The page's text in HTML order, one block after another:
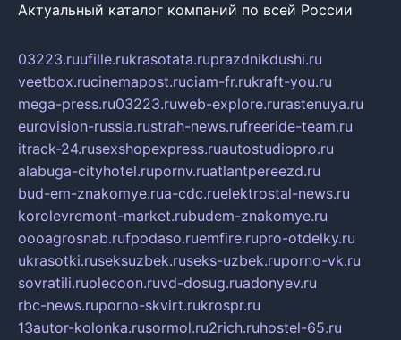
Актуальный каталог компаний по всей России
03223.ruufille.rukrasotata.ruprazdnikdushi.ru
veetbox.rucinemapost.ruciam-fr.rukraft-you.ru
mega-press.ru03223.ruweb-explore.rurastenuya.ru
eurovision-russia.rustrah-news.rufreeride-team.ru
itrack-24.rusexshopexpress.ruautostudiopro.ru
alabuga-cityhotel.rupornv.ruatlantpereezd.ru
bud-em-znakomye.rua-cdc.ruelektrostal-news.ru
korolevremont-market.rubudem-znakomye.ru
oooagrosnab.rufpodaso.ruemfire.rupro-otdelky.ru
ukrasotki.ruseksuzbek.ruseks-uzbek.ruporno-vk.ru
sovratili.ruolecoon.ruvd-dosug.ruadonyev.ru
rbc-news.ruporno-skvirt.rukrospr.ru
13autor-kolonka.rusormol.ru2rich.ruhostel-65.ru